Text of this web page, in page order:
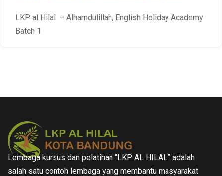
LKP al Hilal – Alhamdulillah, English Holiday Academy
Batch 1
Lembaga kursus dan pelatihan “LKP AL HILAL” adalah
salah satu contoh lembaga yang membantu masyarakat